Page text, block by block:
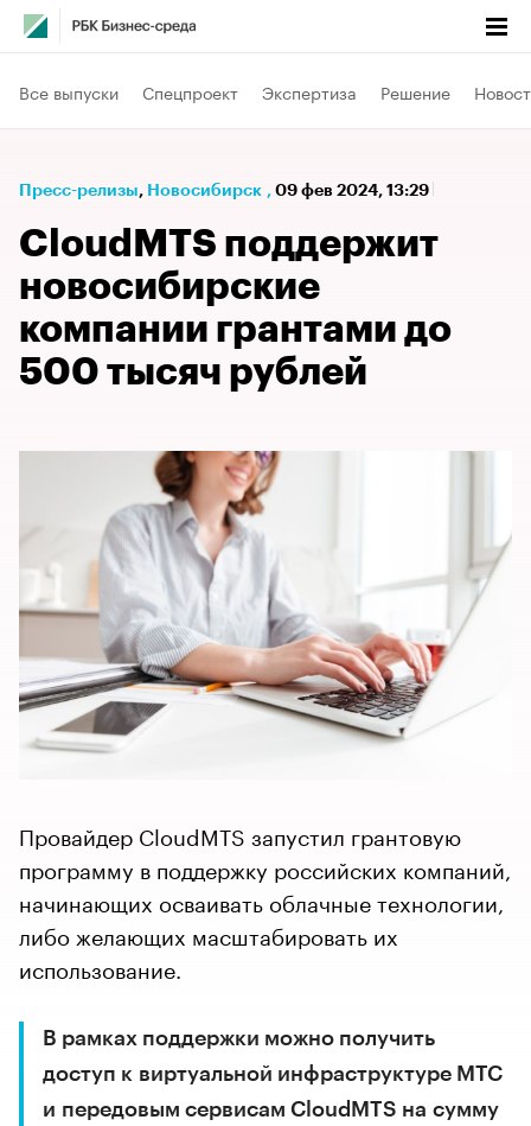
Все выпуски Спецпроект Экспертиза Решение
Пресс-релизы⁠, Новосибирск , 09 фев 2024, 13:29
CloudMTS поддержит
новосибирские
компании грантами до
500 тысяч рублей
Провайдер CloudMTS запустил грантовую
программу в поддержку российских компаний,
начинающих осваивать облачные технологии,
либо желающих масштабировать их
использование.
В рамках поддержки можно получить
доступ к виртуальной инфраструктуре МТС
и передовым сервисам CloudMTS на сумму